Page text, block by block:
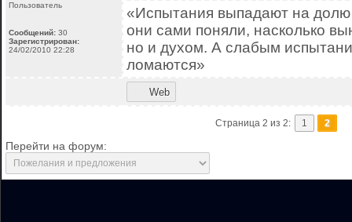
Пользователь
Сообщений: 30
Зарегистрирован:
24/02/2010 22:28
«Испытания выпадают на
они сами поняли, насколько
но и духом. А слабым
ломаются»
Web
Страница 2 из 2: 1 2
Перейти на форум: